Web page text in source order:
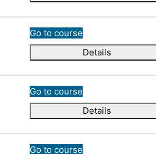
Go to course
Details
Go to course
Details
Go to course